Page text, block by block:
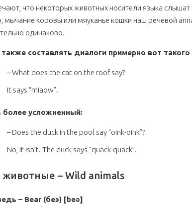
что некоторых животных носители языка слышат
мычание коровы или мяуканье кошки наш речевой
одинаково.
составлять диалоги примерно вот
– What does the cat on the roof say?
It says “miaow”.
более усложненный:
– Does the duck in the pool say “oink-oink”?
No, it isn’t. The duck says “quack-quack”.
– Wild animals
– Bear (беэ) [beə]